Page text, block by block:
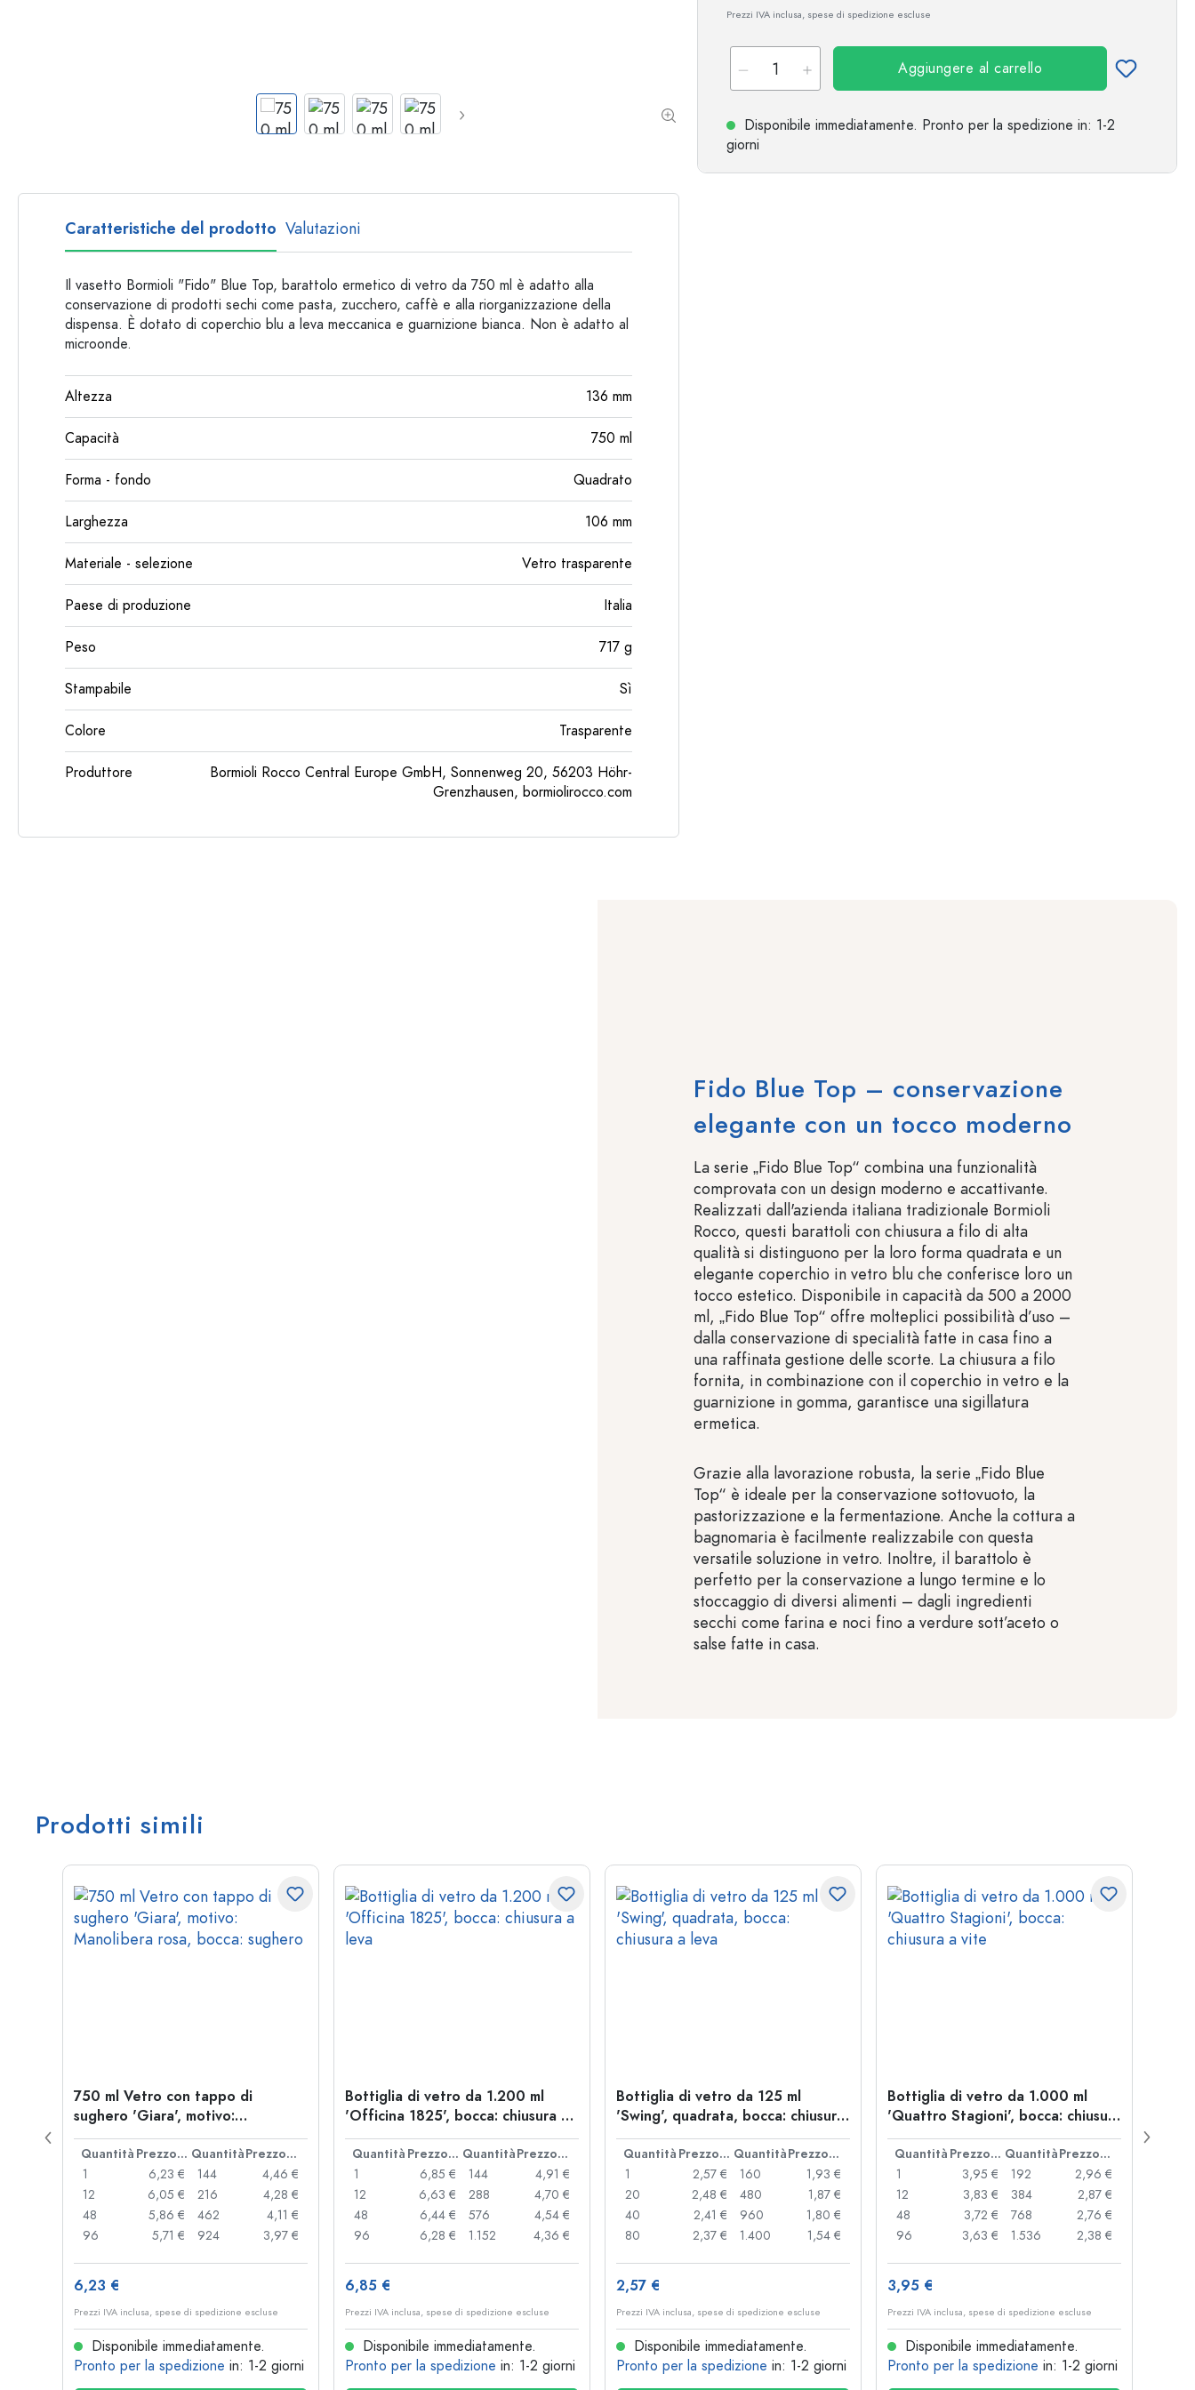
Bottiglie sfaccettate
Bottiglie di plastica
Bottiglie in alluminio
Prezzi IVA inclusa, spese di spedizione escluse
Aggiungere al carrello
Disponibile immediatamente. Pronto per la spedizione in: 1-2
giorni
Caratteristiche del prodotto Valutazioni
Il vasetto Bormioli "Fido" Blue Top, barattolo ermetico di vetro da 750 ml è adatto alla
conservazione di prodotti sechi come pasta, zucchero, caffè e alla riorganizzazione della
dispensa. È dotato di coperchio blu a leva meccanica e guarnizione bianca. Non è adatto al
microonde.
Altezza 136 mm
Capacità 750 ml
Forma - fondo Quadrato
Larghezza 106 mm
Materiale - selezione Vetro trasparente
Paese di produzione Italia
Peso 717 g
Stampabile Sì
Colore Trasparente
Produttore
Bormioli Rocco Central Europe GmbH, Sonnenweg 20, 56203 Höhr-
Grenzhausen, bormiolirocco.com
Fido Blue Top – conservazione
elegante con un tocco moderno
La serie „Fido Blue Top“ combina una funzionalità
comprovata con un design moderno e accattivante.
Realizzati dall'azienda italiana tradizionale Bormioli
Rocco, questi barattoli con chiusura a filo di alta
qualità si distinguono per la loro forma quadrata e un
elegante coperchio in vetro blu che conferisce loro un
tocco estetico. Disponibile in capacità da 500 a 2000
ml, „Fido Blue Top“ offre molteplici possibilità d’uso –
dalla conservazione di specialità fatte in casa fino a
una raffinata gestione delle scorte. La chiusura a filo
fornita, in combinazione con il coperchio in vetro e la
guarnizione in gomma, garantisce una sigillatura
ermetica.
Grazie alla lavorazione robusta, la serie „Fido Blue
Top“ è ideale per la conservazione sottovuoto, la
pastorizzazione e la fermentazione. Anche la cottura a
bagnomaria è facilmente realizzabile con questa
versatile soluzione in vetro. Inoltre, il barattolo è
perfetto per la conservazione a lungo termine e lo
stoccaggio di diversi alimenti – dagli ingredienti
secchi come farina e noci fino a verdure sott’aceto o
salse fatte in casa.
Prodotti simili
750 ml Vetro con tappo di
sughero 'Giara', motivo:
Manolibera rosa, bocca: sughero
Quantità Prezzo cad. Quantità
Prezzo cad.
1
6,23 €
12
6,05 €
48
5,86 €
96
5,71 €
144
4,46 €
216
4,28 €
462
4,11 €
924
3,97 €
6,23 €
Prezzi IVA inclusa, spese di spedizione escluse
Disponibile immediatamente.
Pronto per la spedizione in: 1-2 giorni
Bottiglia di vetro da 1.200 ml
'Officina 1825', bocca: chiusura a
leva
Quantità Prezzo cad. Quantità
Prezzo cad.
1
6,85 €
12
6,63 €
48
6,44 €
96
6,28 €
144
4,91 €
288
4,70 €
576
4,54 €
1.152
4,36 €
6,85 €
Prezzi IVA inclusa, spese di spedizione escluse
Disponibile immediatamente.
Pronto per la spedizione in: 1-2 giorni
Bottiglia di vetro da 125 ml
'Swing', quadrata, bocca: chiusura
a leva
Quantità Prezzo cad. Quantità
Prezzo cad.
1
2,57 €
20
2,48 €
40
2,41 €
80
2,37 €
160
1,93 €
480
1,87 €
960
1,80 €
1.400
1,54 €
2,57 €
Prezzi IVA inclusa, spese di spedizione escluse
Disponibile immediatamente.
Pronto per la spedizione in: 1-2 giorni
Bottiglia di vetro da 1.000 ml
'Quattro Stagioni', bocca: chiusura
a vite
Quantità Prezzo cad. Quantità
Prezzo cad.
1
3,95 €
12
3,83 €
48
3,72 €
96
3,63 €
192
2,96 €
384
2,87 €
768
2,76 €
1.536
2,38 €
3,95 €
Prezzi IVA inclusa, spese di spedizione escluse
Disponibile immediatamente.
Pronto per la spedizione in: 1-2 giorni